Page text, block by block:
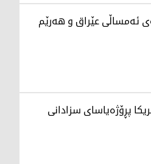
ئەمساڵی عێراق و هەرێم
پڕۆژەیاسای سزادانی